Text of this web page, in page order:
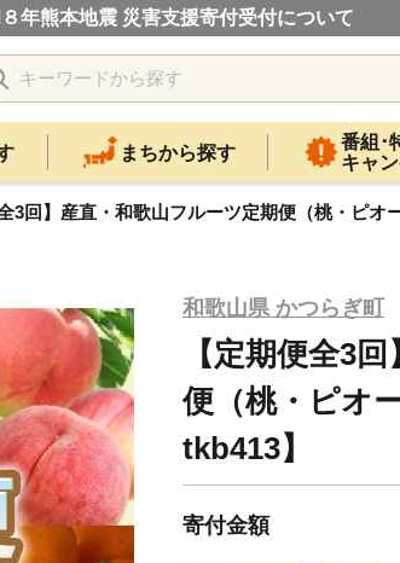
年熊本地震 災害支援寄付受付について
まちから探す
番組･
キャ
全3回】産直・和歌山フルーツ定期便（桃・ピオ
和歌山県 かつらぎ町
【定期便全3
便（桃・ピオ
tkb413】
寄付金額